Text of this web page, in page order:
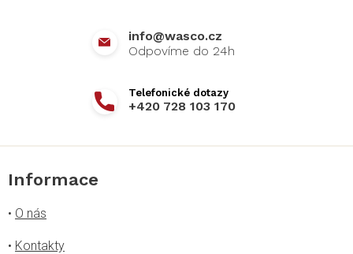
info@wasco.cz
+420 728 103 170
Informace
• O nás
• Kontakty